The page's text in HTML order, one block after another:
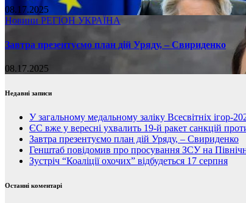
08.17.2025
Новини РЕГІОН УКРАЇНА
Завтра презентуємо план дій Уряду, – Свириденко
08.17.2025
Недавні записи
У загальному медальному заліку Всесвітніх ігор-
ЄС вже у вересні ухвалить 19-й ракет санкцій
Завтра презентуємо план дій Уряду, – Свириденко
Генштаб повідомив про просування ЗСУ на
Зустріч “Коаліції охочих” відбудеться 17 серпня
Останні коментарі